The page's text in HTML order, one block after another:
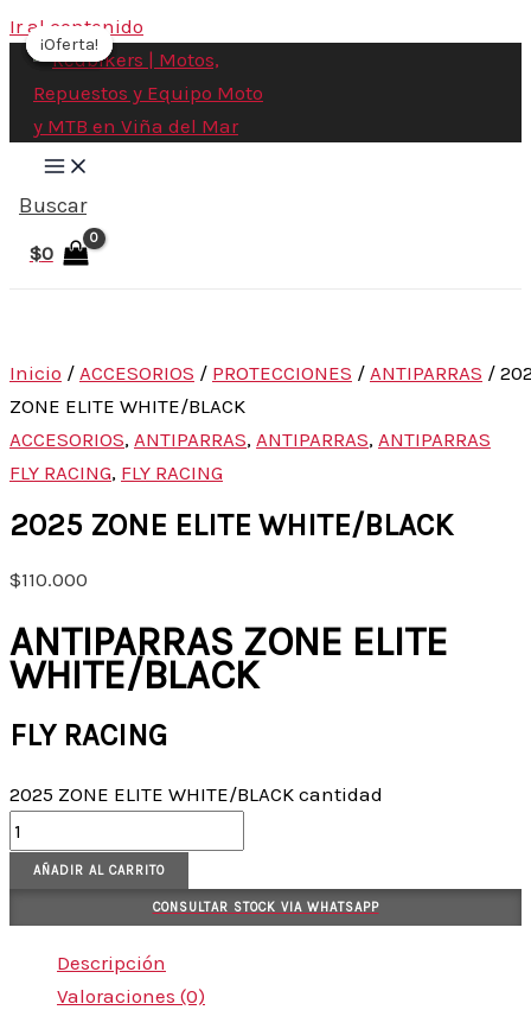
Ir al contenido
Buscar
$0
Inicio / ACCESORIOS / PROTECCIONES / ANTIPARRAS /
ZONE ELITE WHITE/BLACK
ACCESORIOS, ANTIPARRAS, ANTIPARRAS, ANTIPARRAS
FLY RACING, FLY RACING
2025 ZONE ELITE WHITE/BLACK
$110.000
ANTIPARRAS ZONE ELITE
WHITE/BLACK
FLY RACING
2025 ZONE ELITE WHITE/BLACK cantidad
AÑADIR AL CARRITO
CONSULTAR STOCK VIA WHATSAPP
Descripción
Valoraciones (0)
¡Oferta!
¡Oferta!
¡Oferta!
¡Oferta!